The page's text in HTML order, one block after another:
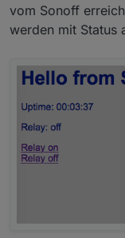
vom Sonoff
werden mit Status